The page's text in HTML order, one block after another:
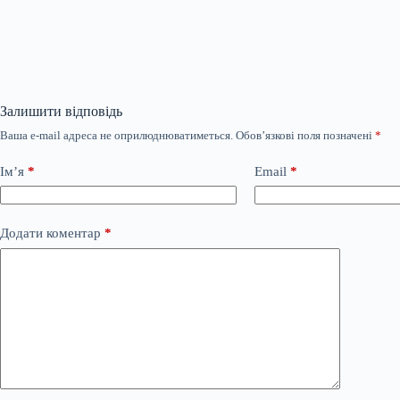
Залишити відповідь
Ваша e-mail адреса не оприлюднюватиметься. Обов’язкові поля позначені *
Ім’я * Email *
Додати коментар *